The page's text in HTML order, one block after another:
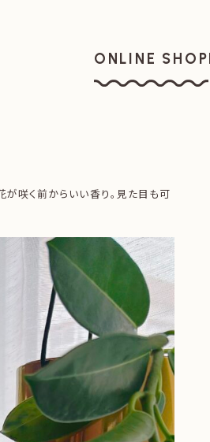
ONLINE SHOP
咲く前からいい香り。見た目も可